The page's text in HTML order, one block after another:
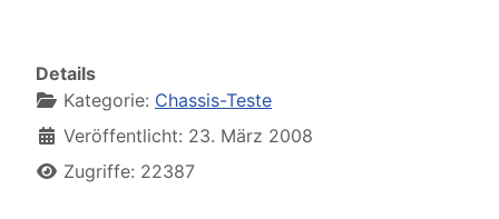
Details
Kategorie: Chassis-Teste
Veröffentlicht: 23. März 2008
Zugriffe: 22387